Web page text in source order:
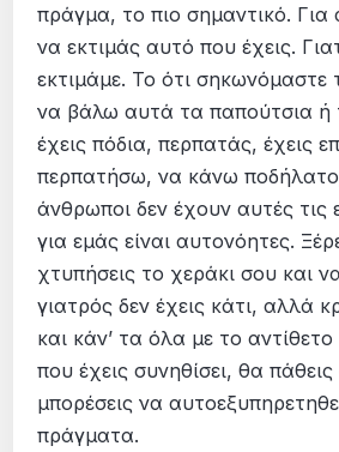
πράγμα, το πιο σημαντικό.
να εκτιμάς αυτό που έχεις.
εκτιμάμε. Το ότι σηκωνόμαστε
να βάλω αυτά τα παπούτσια ή
έχεις πόδια, περπατάς, έχεις
περπατήσω, να κάνω
άνθρωποι δεν έχουν αυτές τις
για εμάς είναι αυτονόητες.
χτυπήσεις το χεράκι σου και
γιατρός δεν έχεις κάτι, αλλά
και κάν’ τα όλα με το
που έχεις συνηθίσει, θα
μπορέσεις να
πράγματα.